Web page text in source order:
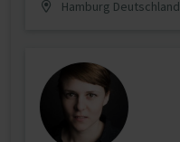
Hamburg Deutschland